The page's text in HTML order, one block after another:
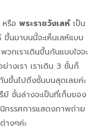
รือ พระราชวังเลห์เป็น
ขึ้นมาบนนี้จะเห็นเลห์แบบ
กเราเดินขึ้นกันแบบใจจะ
างเรา เราเดิน 3 ชั้นก็
ขึ้นไปถึงชั้นบนสุดเลยค่ะ
ชั้นล่างจะเป็นที่เก็บของ
ทรรศการแสดงภาพถ่าย
งๆค่ะ